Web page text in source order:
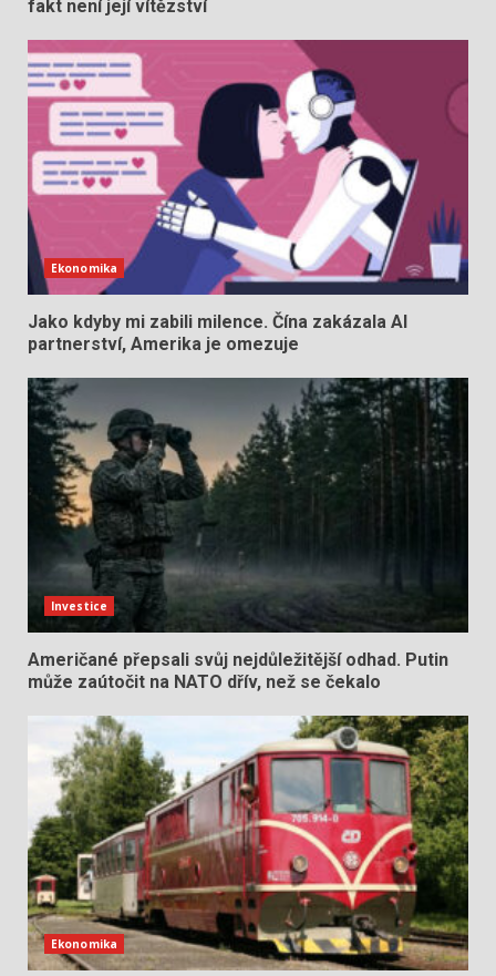
fakt není její vítězství
Ekonomika
Jako kdyby mi zabili milence. Čína zakázala AI
partnerství, Amerika je omezuje
Investice
Američané přepsali svůj nejdůležitější odhad. Putin
může zaútočit na NATO dřív, než se čekalo
Ekonomika